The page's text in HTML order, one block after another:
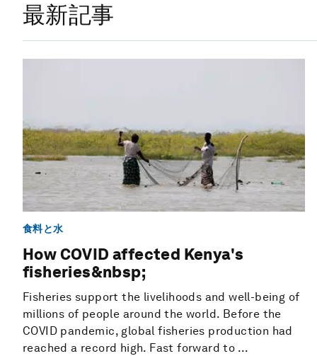
最新記事
食料と水
How COVID affected Kenya's
fisheries&nbsp;
Fisheries support the livelihoods and well-being of
millions of people around the world. Before the
COVID pandemic, global fisheries production had
reached a record high. Fast forward to ...